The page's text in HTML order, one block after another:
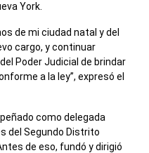
York.
de mi ciudad natal y del
cargo, y continuar
Poder Judicial de brindar
a la ley”, expresó el
como delegada
del Segundo Distrito
de eso, fundó y dirigió